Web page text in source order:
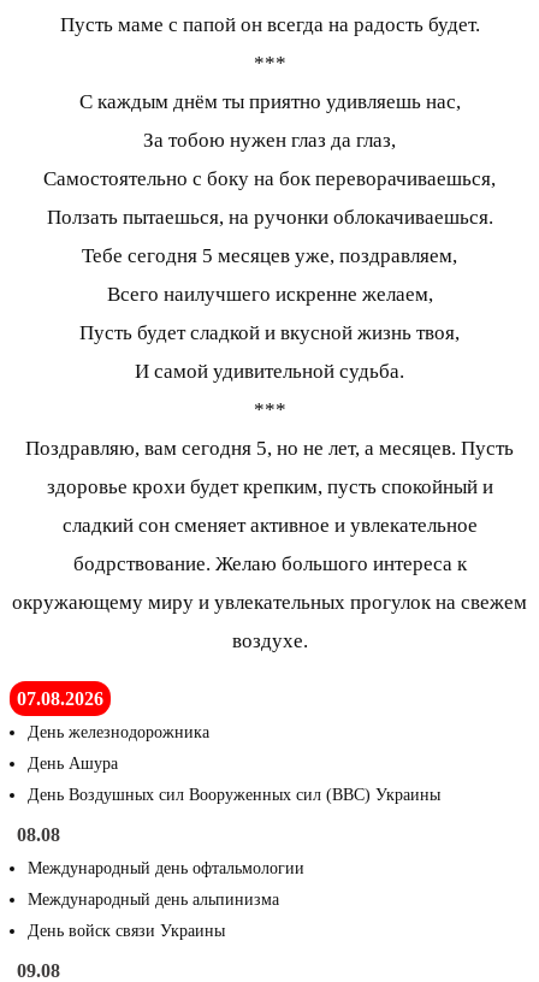
Пусть маме с папой он всегда на радость будет.
***
С каждым днём ты приятно удивляешь нас,
За тобою нужен глаз да глаз,
Самостоятельно с боку на бок переворачиваешься,
Ползать пытаешься, на ручонки облокачиваешься.
Тебе сегодня 5 месяцев уже, поздравляем,
Всего наилучшего искренне желаем,
Пусть будет сладкой и вкусной жизнь твоя,
И самой удивительной судьба.
***
Поздравляю, вам сегодня 5, но не лет, а месяцев. Пусть
здоровье крохи будет крепким, пусть спокойный и
сладкий сон сменяет активное и увлекательное
бодрствование. Желаю большого интереса к
окружающему миру и увлекательных прогулок на свежем
воздухе.
07.08.2026
День железнодорожника
День Ашура
День Воздушных сил Вооруженных сил (ВВС) Украины
08.08
Международный день офтальмологии
Международный день альпинизма
День войск связи Украины
09.08